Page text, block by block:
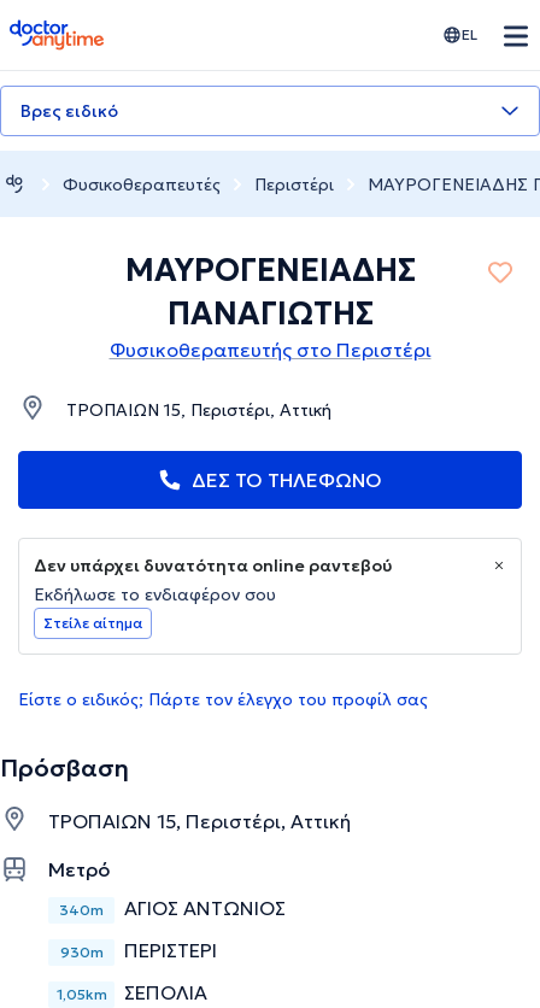
doctoranytime EL
Βρες ειδικό
Φυσικοθεραπευτές Περιστέρι ΜΑΥΡΟΓΕΝΕΙΑΔΗΣ
ΜΑΥΡΟΓΕΝΕΙΑΔΗΣ
ΠΑΝΑΓΙΩΤΗΣ
Φυσικοθεραπευτής στο Περιστέρι
ΤΡΟΠΑΙΩΝ 15, Περιστέρι, Αττική
ΔΕΣ ΤΟ ΤΗΛΕΦΩΝΟ
Δεν υπάρχει δυνατότητα online ραντεβού
Εκδήλωσε το ενδιαφέρον σου
Στείλε αίτημα
Είστε ο ειδικός; Πάρτε τον έλεγχο του προφίλ σας
Πρόσβαση
ΤΡΟΠΑΙΩΝ 15, Περιστέρι, Αττική
Μετρό
340m ΑΓΙΟΣ ΑΝΤΩΝΙΟΣ
930m ΠΕΡΙΣΤΕΡΙ
1,05km ΣΕΠΟΛΙΑ